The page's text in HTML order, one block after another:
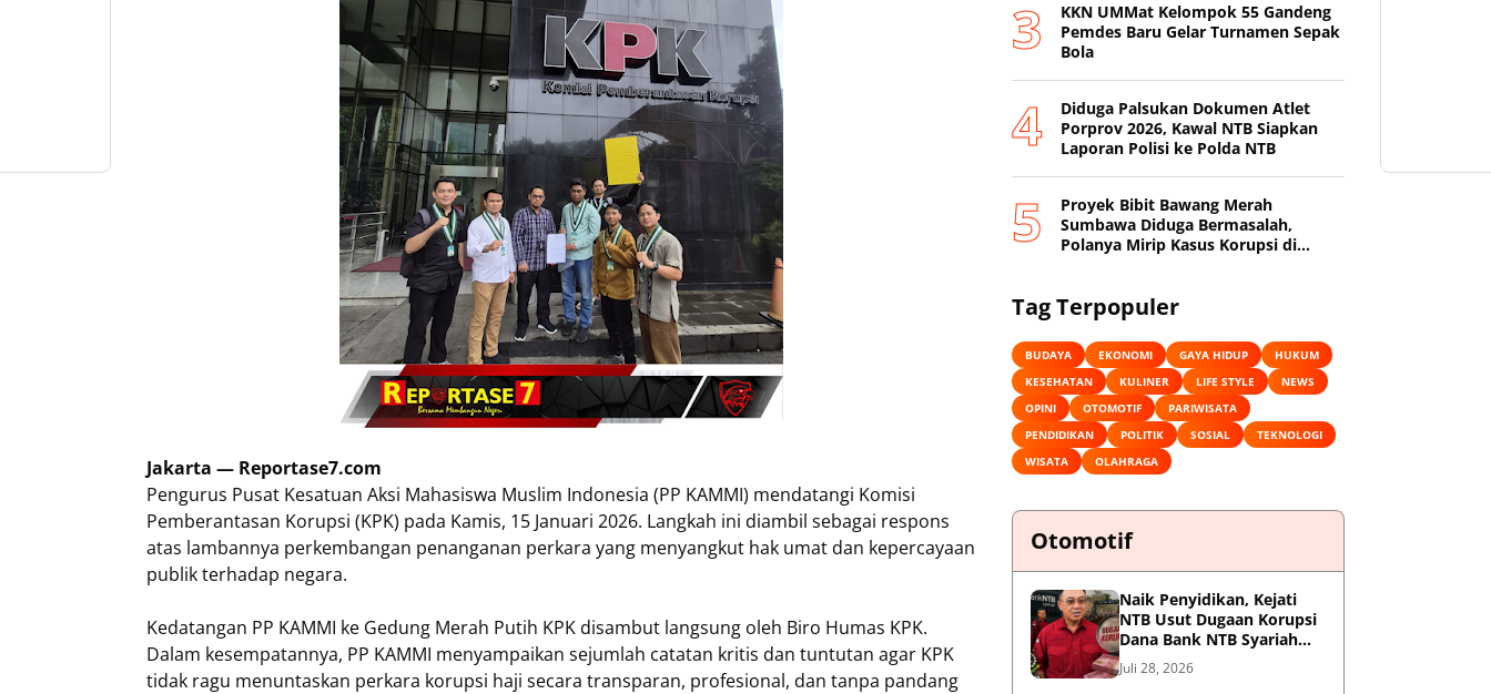
Jakarta — Reportase7.com
Pengurus Pusat Kesatuan Aksi Mahasiswa Muslim Indonesia (PP KAMMI) mendatangi Komisi
Pemberantasan Korupsi (KPK) pada Kamis, 15 Januari 2026. Langkah ini diambil sebagai respons
atas lambannya perkembangan penanganan perkara yang menyangkut hak umat dan kepercayaan
publik terhadap negara.
Kedatangan PP KAMMI ke Gedung Merah Putih KPK disambut langsung oleh Biro Humas KPK.
Dalam kesempatannya, PP KAMMI menyampaikan sejumlah catatan kritis dan tuntutan agar KPK
tidak ragu menuntaskan perkara korupsi haji secara transparan, profesional, dan tanpa pandang
KKN UMMat Kelompok 55 Gandeng
Pemdes Baru Gelar Turnamen Sepak
Bola
Diduga Palsukan Dokumen Atlet
Porprov 2026, Kawal NTB Siapkan
Laporan Polisi ke Polda NTB
Proyek Bibit Bawang Merah
Sumbawa Diduga Bermasalah,
Polanya Mirip Kasus Korupsi di
Tag Terpopuler
BUDAYA EKONOMI GAYA HIDUP
HUKUM
KESEHATAN
KULINER LIFE STYLE
NEWS
OPINI
OTOMOTIF
PARIWISATA
PENDIDIKAN
POLITIK SOSIAL
TEKNOLOGI
WISATA
OLAHRAGA
Otomotif
Naik Penyidikan, Kejati
NTB Usut Dugaan Korupsi
Dana Bank NTB Syariah
untuk MXGP 2023
Juli 28, 2026